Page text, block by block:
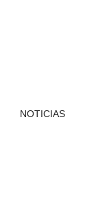
NOTICIAS